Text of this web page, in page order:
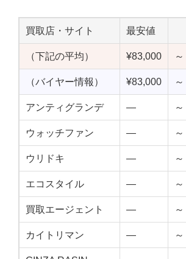
買取店・サイト 最安値
（下記の平均） ¥83,000 ～
（バイヤー情報） ¥83,000 ～
アンティグランデ — ～
ウォッチファン — ～
ウリドキ — ～
エコスタイル — ～
買取エージェント — ～
カイトリマン — ～